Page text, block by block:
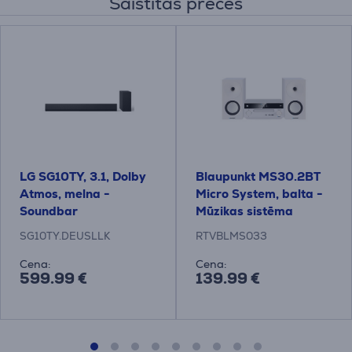
LG SG10TY, 3.1, Dolby
Atmos, melna -
Soundbar
SG10TY.DEUSLLK
Cena:
599.99 €
Blaupunkt MS30.2BT
Micro System, balta -
Mūzikas sistēma
RTVBLMS033
Cena:
139.99 €